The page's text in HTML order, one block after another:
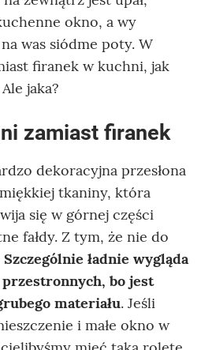
okno, a wy
was siódme poty. W
firanek w kuchni, jak
jaka?
zamiast firanek
dekoracyjna przesłona
miękkiej tkaniny, która
się w górnej części
fałdy. Z tym, że nie do
Szczególnie ładnie wygląda
bo jest
materiału. Jeśli
i małe okno w